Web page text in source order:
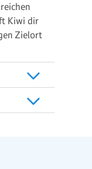
Kiwi dir
Zielort